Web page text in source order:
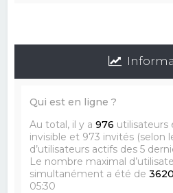
Qui est en ligne ?
Au total, il y a976 utilisateurs
invisible et 973 invités (selon
d’utilisateurs actifs des 5
Le nombre maximal
simultanément a été de3620
05:30